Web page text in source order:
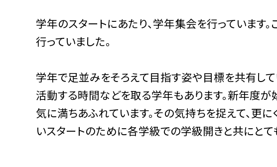
学年のスタートにあたり、学年集会を行っています
行っていました。
学年で足並みをそろえて目指す姿や目標を共有して
活動する時間などを取る学年もあります。新年度が
気に満ちあふれています。その気持ちを捉えて、更
いスタートのために各学級での学級開きと共にとて